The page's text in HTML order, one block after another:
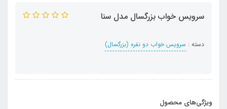
سرویس خواب بزرگسال مدل سنا
دسته : سرویس خواب دو نفره (بزرگسال)
ویژگی‌های محصول